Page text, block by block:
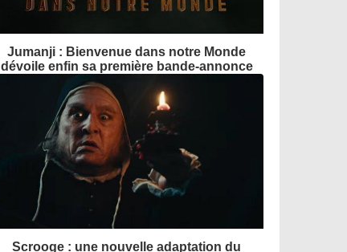
Jumanji : Bienvenue dans notre Monde
dévoile enfin sa première bande-annonce
Scrooge : une nouvelle adaptation du